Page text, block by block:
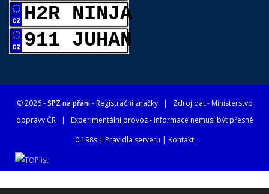
H2R NINJA
911 JUHAN
© 2026 -SPZ na přání- Registrační značky| Zdroj dat -Ministerstvo
dopravy ČR| Experimentální provoz - informace nemusí být přesné
0.198s | Pravidla serveru | Kontakt